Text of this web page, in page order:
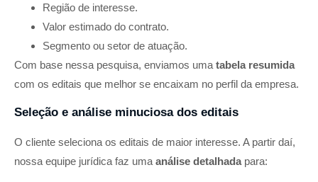
Região de interesse.
Valor estimado do contrato.
Segmento ou setor de atuação.
Com base nessa pesquisa, enviamos uma tabela resumida
com os editais que melhor se encaixam no perfil da empresa.
Seleção e análise minuciosa dos editais
O cliente seleciona os editais de maior interesse. A partir daí,
nossa equipe jurídica faz uma análise detalhadapara: